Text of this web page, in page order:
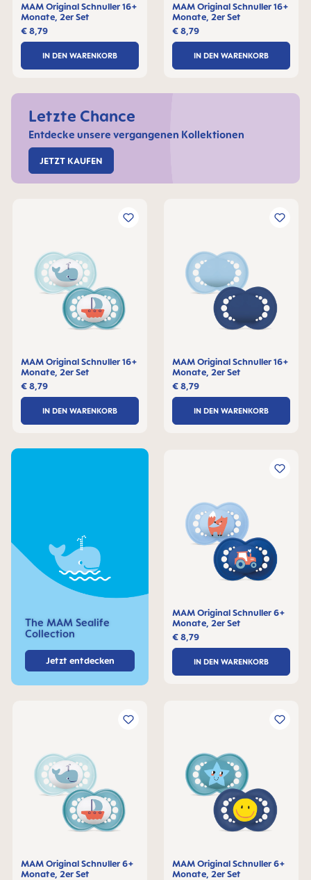
The MAM Sealife
Collection
Jetzt entdecken
Letzte Chance
Entdecke unsere vergangenen Kollektionen
JETZT KAUFEN
MAM Original Schnuller 16+
Monate, 2er Set
€ 8,79
IN DEN WARENKORB
MAM Original Schnuller 16+
Monate, 2er Set
€ 8,79
IN DEN WARENKORB
MAM Original Schnuller 16+
Monate, 2er Set
€ 8,79
IN DEN WARENKORB
MAM Original Schnuller 16+
Monate, 2er Set
€ 8,79
IN DEN WARENKORB
MAM Original Schnuller 6+
Monate, 2er Set
€ 8,79
IN DEN WARENKORB
MAM Original Schnuller 6+
Monate, 2er Set
MAM Original Schnuller 6+
Monate, 2er Set